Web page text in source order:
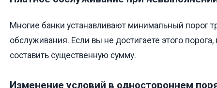
Многие банки устанавливают минимальный порог
обслуживания. Если вы не достигаете этого
составить существенную сумму.
Изменение условий в одностороннем